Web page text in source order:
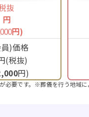
抜
円
円)
)価格
(税抜)
円)
必要です。※葬儀を行う地域に